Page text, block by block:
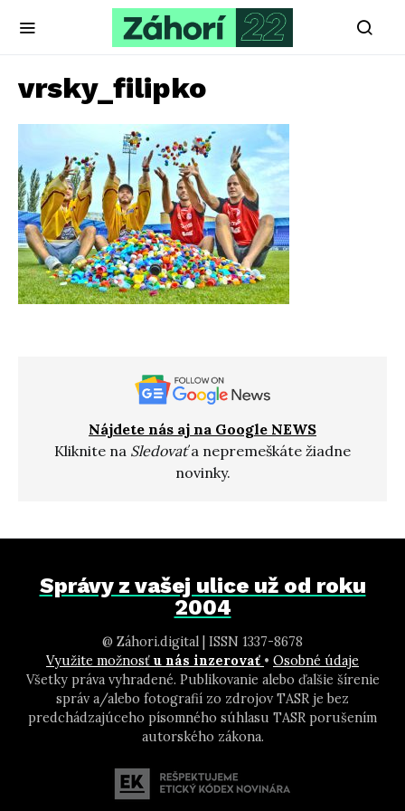
vrsky_filipko
Nájdete nás aj na Google NEWS
Kliknite na Sledovaťa nepremeškáte žiadne
novinky.
Správy z vašej ulice už od roku
2004
@ Záhori.digital | ISSN 1337-8678
Využite možnosť u nás inzerovať • Osobné údaje
Všetky práva vyhradené. Publikovanie alebo ďalšie šírenie
správ a/alebo fotografií zo zdrojov TASR je bez
predchádzajúceho písomného súhlasu TASR porušením
autorského zákona.